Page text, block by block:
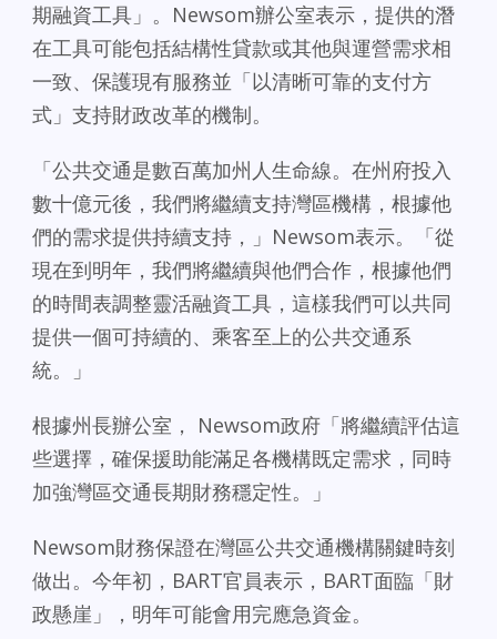
期融資工具」。Newsom辦公室表示，提供的潛
在工具可能包括結構性貸款或其他與運營需求相
一致、保護現有服務並「以清晰可靠的支付方
式」支持財政改革的機制。
「公共交通是數百萬加州人生命線。在州府投入
數十億元後，我們將繼續支持灣區機構，根據他
們的需求提供持續支持，」Newsom表示。「從
現在到明年，我們將繼續與他們合作，根據他們
的時間表調整靈活融資工具，這樣我們可以共同
提供一個可持續的、乘客至上的公共交通系
統。」
根據州長辦公室， Newsom政府「將繼續評估這
些選擇，確保援助能滿足各機構既定需求，同時
加強灣區交通長期財務穩定性。」
Newsom財務保證在灣區公共交通機構關鍵時刻
做出。今年初，BART官員表示，BART面臨「財
政懸崖」，明年可能會用完應急資金。